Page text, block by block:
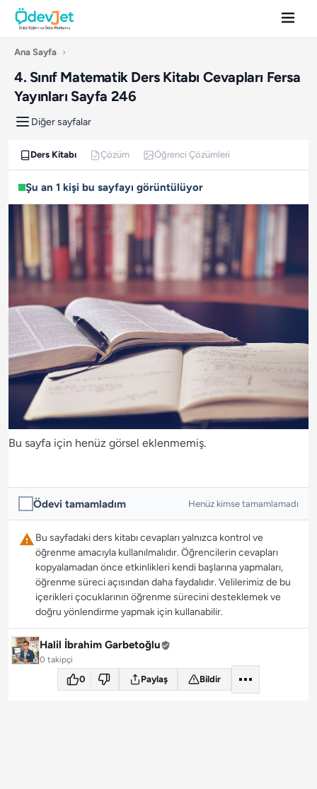
Ana Sayfa ›
4. Sınıf Matematik Ders Kitabı Cevapları Fersa
Yayınları Sayfa 246
Diğer sayfalar
Ders Kitabı Çözüm Öğrenci Çözümleri
Şu an 1 kişi bu sayfayı görüntülüyor
Bu sayfa için henüz görsel eklenmemiş.
Ödevi tamamladım Henüz kimse tamamlamadı
Bu sayfadaki ders kitabı cevapları yalnızca kontrol ve
öğrenme amacıyla kullanılmalıdır. Öğrencilerin cevapları
kopyalamadan önce etkinlikleri kendi başlarına yapmaları,
öğrenme süreci açısından daha faydalıdır. Velilerimiz de bu
içerikleri çocuklarının öğrenme sürecini desteklemek ve
doğru yönlendirme yapmak için kullanabilir.
Halil İbrahim Garbetoğlu
0 takipçi
0 Paylaş Bildir